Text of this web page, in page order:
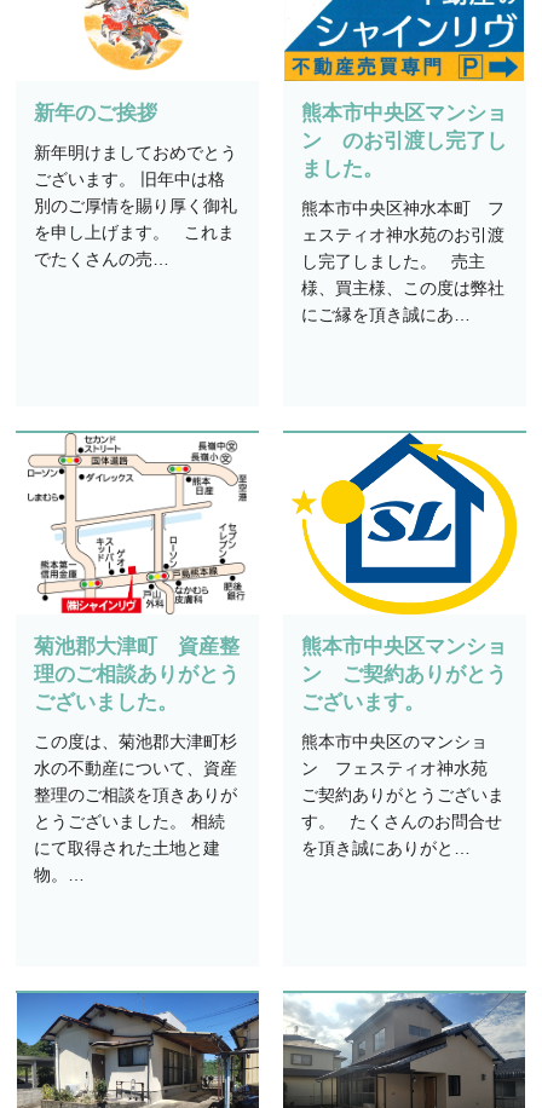
新年のご挨拶
新年明けましておめでとう
ございます。 旧年中は格
別のご厚情を賜り厚く御礼
を申し上げます。 これま
でたくさんの売…
熊本市中央区マンショ
ン のお引渡し完了し
ました。
熊本市中央区神水本町 フ
ェスティオ神水苑のお引渡
し完了しました。 売主
様、買主様、この度は弊社
にご縁を頂き誠にあ…
菊池郡大津町 資産整
理のご相談ありがとう
ございました。
この度は、菊池郡大津町杉
水の不動産について、資産
整理のご相談を頂きありが
とうございました。 相続
にて取得された土地と建
物。…
熊本市中央区マンショ
ン ご契約ありがとう
ございます。
熊本市中央区のマンショ
ン フェスティオ神水苑
ご契約ありがとうございま
す。 たくさんのお問合せ
を頂き誠にありがと…